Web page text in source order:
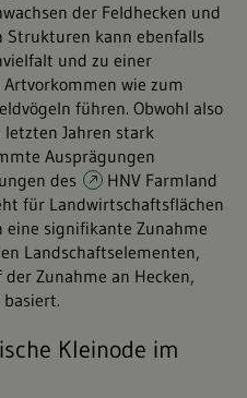
der Feldhecken und
Strukturen kann ebenfalls
und zu einer
wie zum
führen. Obwohl also
letzten Jahren stark
Ausprägungen
des
HNV Farmland
für Landwirtschaftsflächen
signifikante Zunahme
Landschaftselementen,
Zunahme an Hecken,
basiert.
Kleinode im